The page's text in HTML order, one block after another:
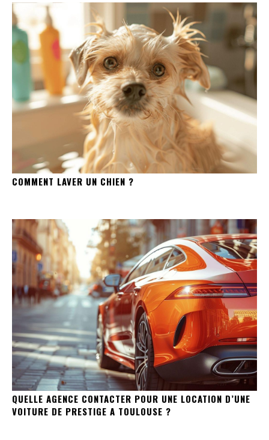
COMMENT LAVER UN CHIEN ?
QUELLE AGENCE CONTACTER POUR UNE LOCATION D’UNE
VOITURE DE PRESTIGE A TOULOUSE ?